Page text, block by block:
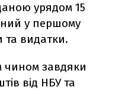
урядом 15
у першому
та видатки.
чином завдяки
від НБУ та